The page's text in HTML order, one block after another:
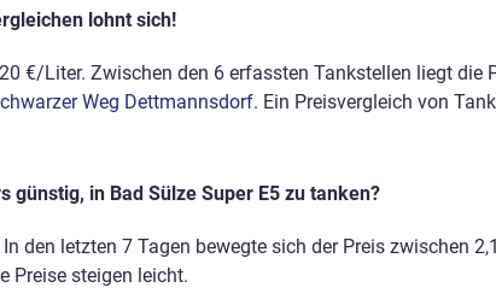
lohnt sich!
€/Liter. Zwischen den 6 erfassten Tankstellen liegt die
Weg Dettmannsdorf. Ein Preisvergleich von
günstig, in Bad Sülze Super E5 zu tanken?
den letzten 7 Tagen bewegte sich der Preis zwischen
Preise steigen leicht.